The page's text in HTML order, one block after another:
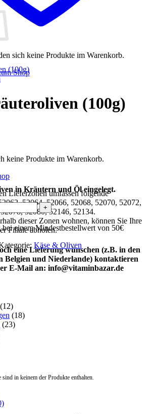
sich keine Produkte im Warenkorb.
Shop
keine Produkte im Warenkorb.
Lieferzonen umfassen folgende
52064, 52066, 52068, 52070, 52072,
52080, 52146, 52134.
dieser Zonen wohnen, können Sie Ihre
Filiale abholen.
eine Lieferung wünschen (z.B. in den
Belgien und Niederlande) kontaktieren
E-Mail an: info@vitaminbazar.de
(100g)
in Kräutern und Öl eingelegt.
einem Mindestbestellwert von 50€
Käse & Oliven
(12)
(18)
(23)
in keinem der Produkte enthalten.